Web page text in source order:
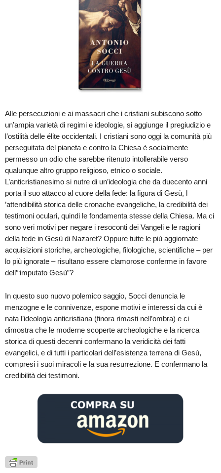
Alle persecuzioni e ai massacri che i cristiani subiscono sotto
un’ampia varietà di regimi e ideologie, si aggiunge il pregiudizio e
l’ostilità delle élite occidentali. I cristiani sono oggi la comunità più
perseguitata del pianeta e contro la Chiesa è socialmente
permesso un odio che sarebbe ritenuto intollerabile verso
qualunque altro gruppo religioso, etnico o sociale.
L’anticristianesimo si nutre di un’ideologia che da duecento anni
porta il suo attacco al cuore della fede: la figura di Gesù, l
’attendibilità storica delle cronache evangeliche, la credibilità dei
testimoni oculari, quindi le fondamenta stesse della Chiesa. Ma ci
sono veri motivi per negare i resoconti dei Vangeli e le ragioni
della fede in Gesù di Nazaret? Oppure tutte le più aggiornate
acquisizioni storiche, archeologiche, filologiche, scientifiche – per
lo più ignorate – risultano essere clamorose conferme in favore
dell’“imputato Gesù”?
In questo suo nuovo polemico saggio, Socci denuncia le
menzogne e le connivenze, espone motivi e interessi da cui è
nata l’ideologia anticristiana (finora rimasti nell’ombra) e ci
dimostra che le moderne scoperte archeologiche e la ricerca
storica di questi decenni confermano la veridicità dei fatti
evangelici, e di tutti i particolari dell’esistenza terrena di Gesù,
compresi i suoi miracoli e la sua resurrezione. E confermano la
credibilità dei testimoni.